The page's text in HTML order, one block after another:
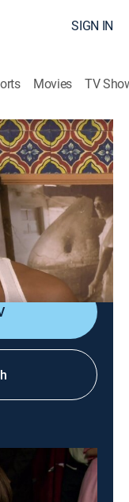
SIGN IN
Movies TV
|2023
todo el mal
que su
a Sofía que